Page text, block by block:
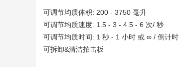
可调节均质体积: 200 - 3750 毫升
可调节均质速度: 1.5 - 3 - 4.5 - 6 次/ 秒
可调节均质时间: 1 秒 - 1 小时 或 ∞ / 倒计时
可拆卸&清洁拍击板